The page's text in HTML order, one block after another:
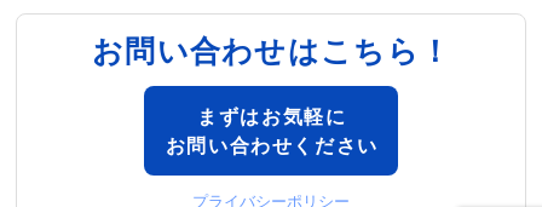
お問い合わせはこちら！
まずはお気軽に
お問い合わせください
プライバシーポリシー